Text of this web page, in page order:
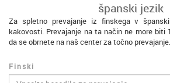
španski jezik
Za spletno prevajanje iz finskega v
kakovosti. Prevajanje na ta način ne more biti
da se obrnete na naš center za točno prevajanje.
Finski